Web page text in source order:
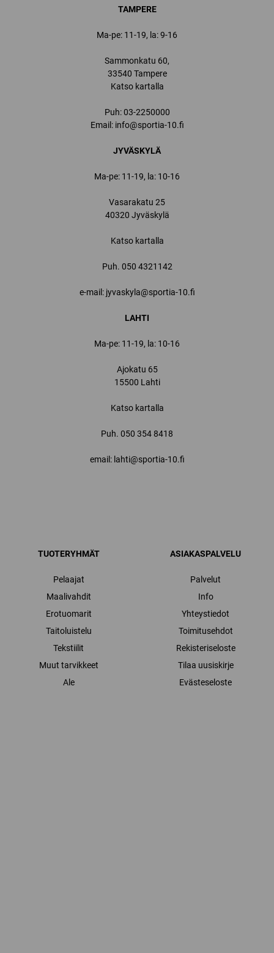
TAMPERE
Ma-pe: 11-19, la: 9-16
Sammonkatu 60,
33540 Tampere
Katso kartalla
Puh:03-2250000
Email: info@sportia-10.fi
JYVÄSKYLÄ
Ma-pe: 11-19, la: 10-16
Vasarakatu 25
40320 Jyväskylä
Katso kartalla
Puh. 050 4321142
e-mail: jyvaskyla@sportia-10.fi
LAHTI
Ma-pe: 11-19, la: 10-16
Ajokatu 65
15500 Lahti
Katso kartalla
Puh. 050 354 8418
email: lahti@sportia-10.fi
TUOTERYHMÄT
Pelaajat
Maalivahdit
Erotuomarit
Taitoluistelu
Tekstiilit
Muut tarvikkeet
Ale
ASIAKASPALVELU
Palvelut
Info
Yhteystiedot
Toimitusehdot
Rekisteriseloste
Tilaa uusiskirje
Evästeseloste